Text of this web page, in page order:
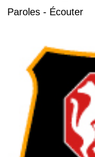
Paroles - Écouter